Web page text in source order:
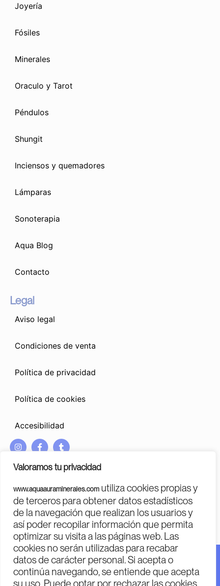
Valoramos tu privacidad
www.aquaauraminerales.com utiliza cookies propias y
de terceros para obtener datos estadísticos
de la navegación que realizan los usuarios y
así poder recopilar información que permita
optimizar su visita a las páginas web. Las
cookies no serán utilizadas para recabar
datos de carácter personal. Si acepta o
continúa navegando, se entiende que acepta
su uso. Puede optar por rechazar las cookies
Joyería
Fósiles
Minerales
Oraculo y Tarot
Péndulos
Shungit
Inciensos y quemadores
Lámparas
Sonoterapia
Aqua Blog
Contacto
Legal
Aviso legal
Condiciones de venta
Política de privacidad
Política de cookies
Accesibilidad
I
n
s
t
g
r
a
m
F
a
c
e
o
o
k
-
f
T
u
m
b
r
PROGRAMA KIT DIGITAL COFINANCIADO POR LOS FONDOS
NEXT GENERATION (EU)
DEL MECANISMO DE RECUPERACIÓN Y RESILENCIA
Financiado por la Unión Europea – Next Generation EU.
Financiado por la Unión Europea – Next Generation EU.